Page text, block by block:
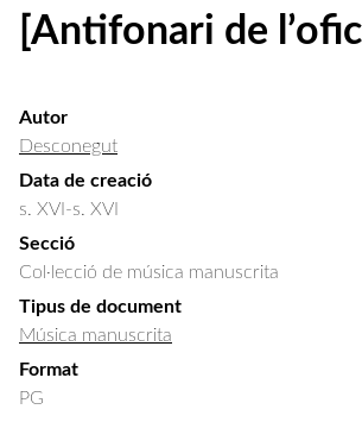
[Antifonari de
Autor
Desconegut
Data de creació
s. XVI-s. XVI
Secció
Col·lecció de música manuscrita
Tipus de document
Música manuscrita
Format
PG